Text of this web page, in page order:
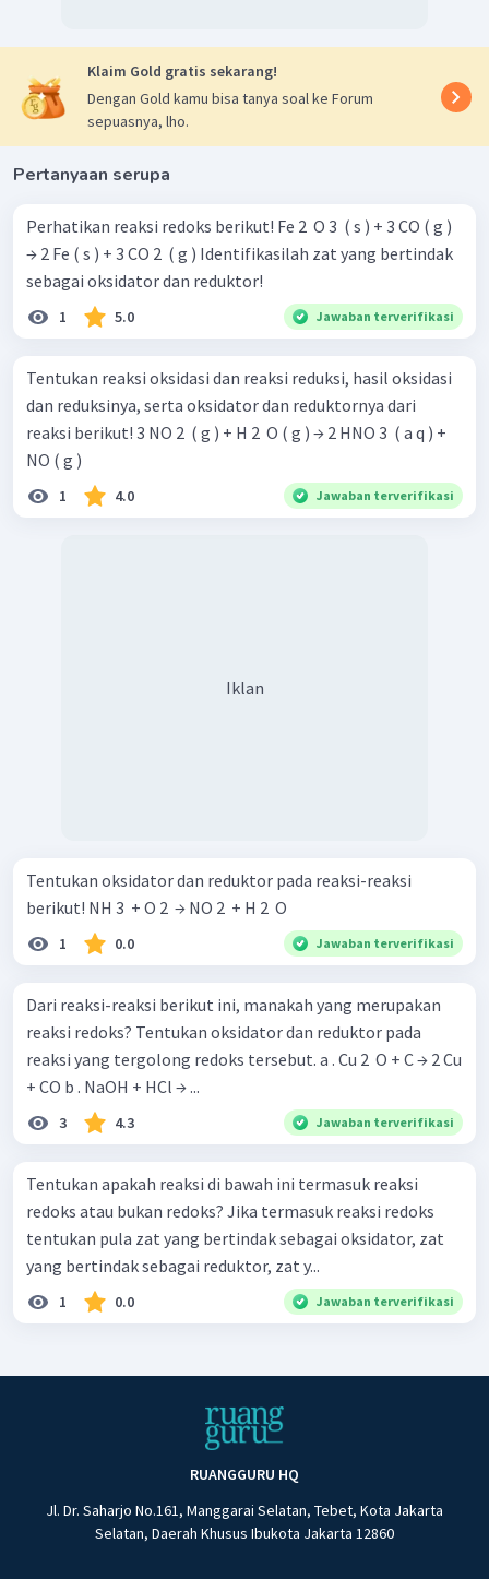
Klaim Gold gratis sekarang!
Dengan Gold kamu bisa tanya soal ke Forum
sepuasnya, lho.
Pertanyaan serupa
Perhatikan reaksi redoks berikut! Fe 2 ​ O 3 ​ ( s ) + 3 CO ( g )
→ 2 Fe ( s ) + 3 CO 2 ​ ( g ) Identifikasilah zat yang bertindak
sebagai oksidator dan reduktor!
1 5.0 Jawaban terverifikasi
Tentukan reaksi oksidasi dan reaksi reduksi, hasil oksidasi
dan reduksinya, serta oksidator dan reduktornya dari
reaksi berikut! 3 NO 2 ​ ( g ) + H 2 ​ O ( g ) → 2 HNO 3 ​ ( a q ) +
NO ( g )
1 4.0 Jawaban terverifikasi
Iklan
Tentukan oksidator dan reduktor pada reaksi-reaksi
berikut! NH 3 ​ + O 2 ​ → NO 2 ​ + H 2 ​ O
1 0.0 Jawaban terverifikasi
Dari reaksi-reaksi berikut ini, manakah yang merupakan
reaksi redoks? Tentukan oksidator dan reduktor pada
reaksi yang tergolong redoks tersebut. a . Cu 2 ​ O + C → 2 Cu
+ CO b . NaOH + HCl → ...
3 4.3 Jawaban terverifikasi
Tentukan apakah reaksi di bawah ini termasuk reaksi
redoks atau bukan redoks? Jika termasuk reaksi redoks
tentukan pula zat yang bertindak sebagai oksidator, zat
yang bertindak sebagai reduktor, zat y...
1 0.0 Jawaban terverifikasi
RUANGGURU HQ
Jl. Dr. Saharjo No.161, Manggarai Selatan, Tebet, Kota Jakarta
Selatan, Daerah Khusus Ibukota Jakarta 12860